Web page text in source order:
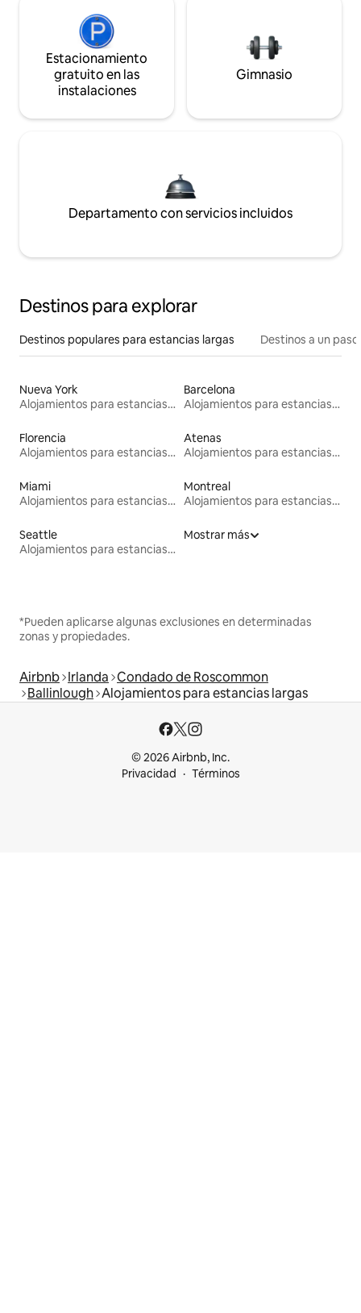
Estacionamiento
gratuito en las
instalaciones
Gimnasio
Departamento con servicios incluidos
Destinos para explorar
Destinos populares para estancias largas Destinos a un
Nueva York
Alojamientos para estancias largas
Barcelona
Alojamientos para estancias largas
Florencia
Alojamientos para estancias largas
Atenas
Alojamientos para estancias largas
Miami
Alojamientos para estancias largas
Montreal
Alojamientos para estancias largas
Seattle
Alojamientos para estancias largas
Mostrar más
*Pueden aplicarse algunas exclusiones en determinadas
zonas y propiedades.
Airbnb Irlanda Condado de Roscommon
Ballinlough Alojamientos para estancias largas
© 2026 Airbnb, Inc.
Privacidad
Términos